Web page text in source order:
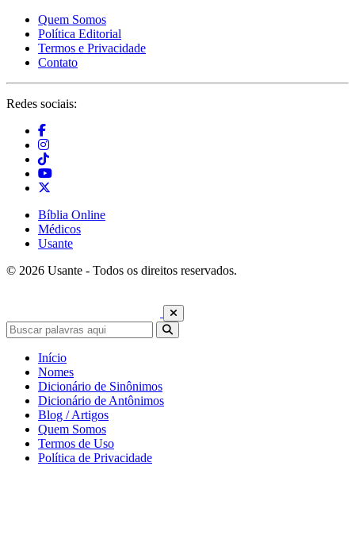
Quem Somos
Política Editorial
Termos e Privacidade
Contato
Redes sociais:
Bíblia Online
Médicos
Usante
© 2026 Usante - Todos os direitos reservados.
Início
Nomes
Dicionário de Sinônimos
Dicionário de Antônimos
Blog / Artigos
Quem Somos
Termos de Uso
Política de Privacidade